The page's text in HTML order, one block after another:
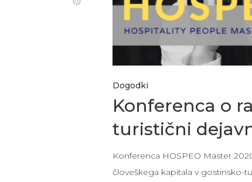
Dogodki
Konferenca o
turistični
Konferenca HOSPEO Master
človeškega kapitala v gostinsko-